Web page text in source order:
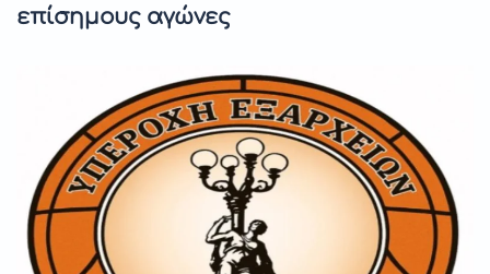
επίσημους αγώνες